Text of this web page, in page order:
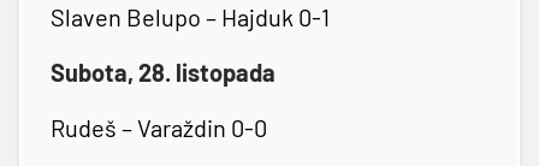
Slaven Belupo – Hajduk 0-1
Subota, 28. listopada
Rudeš – Varaždin 0-0